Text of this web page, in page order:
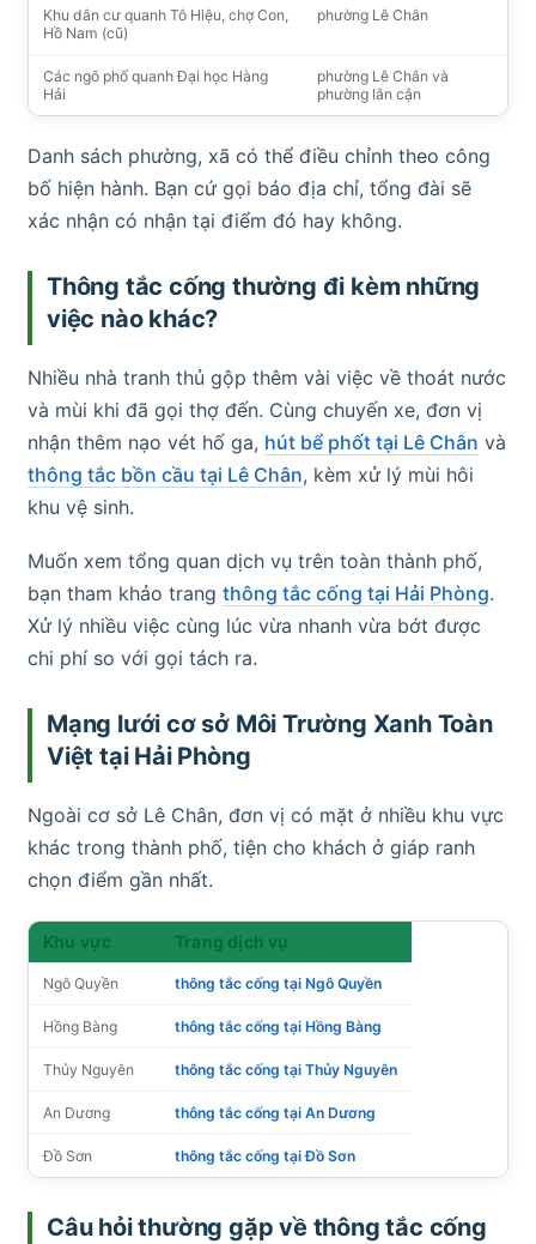
Khu dân cư quanh Tô Hiệu, chợ Con,
Hồ Nam (cũ)
phường Lê Chân
Các ngõ phố quanh Đại học Hàng
Hải
phường Lê Chân và
phường lân cận
Danh sách phường, xã có thể điều chỉnh theo công
bố hiện hành. Bạn cứ gọi báo địa chỉ, tổng đài sẽ
xác nhận có nhận tại điểm đó hay không.
Thông tắc cống thường đi kèm những
việc nào khác?
Nhiều nhà tranh thủ gộp thêm vài việc về thoát nước
và mùi khi đã gọi thợ đến. Cùng chuyến xe, đơn vị
nhận thêm nạo vét hố ga, hút bể phốt tại Lê Chân và
thông tắc bồn cầu tại Lê Chân, kèm xử lý mùi hôi
khu vệ sinh.
Muốn xem tổng quan dịch vụ trên toàn thành phố,
bạn tham khảo trang thông tắc cống tại Hải Phòng.
Xử lý nhiều việc cùng lúc vừa nhanh vừa bớt được
chi phí so với gọi tách ra.
Mạng lưới cơ sở Môi Trường Xanh Toàn
Việt tại Hải Phòng
Ngoài cơ sở Lê Chân, đơn vị có mặt ở nhiều khu vực
khác trong thành phố, tiện cho khách ở giáp ranh
chọn điểm gần nhất.
Khu vực Trang dịch vụ
Ngô Quyền thông tắc cống tại Ngô Quyền
Hồng Bàng thông tắc cống tại Hồng Bàng
Thủy Nguyên thông tắc cống tại Thủy Nguyên
An Dương thông tắc cống tại An Dương
Đồ Sơn thông tắc cống tại Đồ Sơn
Câu hỏi thường gặp về thông tắc cống